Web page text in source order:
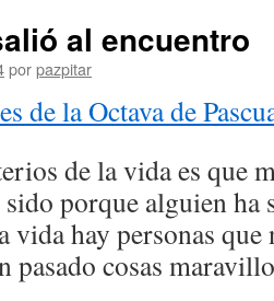
al encuentro
porpazpitar
de la Octava de
de la vida es que
sido porque alguien ha
vida hay personas que
pasado cosas